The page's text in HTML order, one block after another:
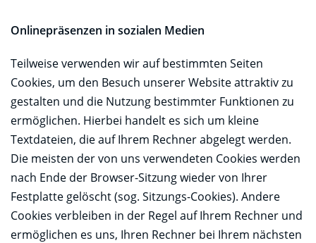
Onlinepräsenzen in sozialen Medien
Teilweise verwenden wir auf bestimmten Seiten
Cookies, um den Besuch unserer Website attraktiv zu
gestalten und die Nutzung bestimmter Funktionen zu
ermöglichen. Hierbei handelt es sich um kleine
Textdateien, die auf Ihrem Rechner abgelegt werden.
Die meisten der von uns verwendeten Cookies werden
nach Ende der Browser-Sitzung wieder von Ihrer
Festplatte gelöscht (sog. Sitzungs-Cookies). Andere
Cookies verbleiben in der Regel auf Ihrem Rechner und
ermöglichen es uns, Ihren Rechner bei Ihrem nächsten